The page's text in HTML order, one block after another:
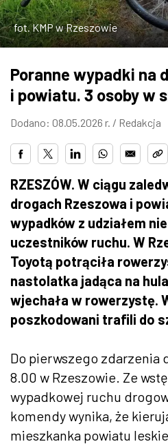
ZDJĘCIA
fot. KMP w Rzeszowie
Poranne wypadki na
i powiatu. 3 osoby w
Dodano: 08.05.2026 r. / Redakcja
RZESZÓW. W ciągu
drogach Rzeszowa i
wypadków z udziałem
uczestników ruchu. W
Toyotą potrąciła
nastolatka jadąca na
wjechała w rowerzystę.
poszkodowani trafili do
Do pierwszego zdarzenia
8.00 w Rzeszowie. Ze
wypadkowej ruchu
komendy wynika, że
mieszkanka powiatu